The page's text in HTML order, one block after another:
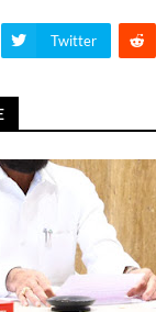
Twitter